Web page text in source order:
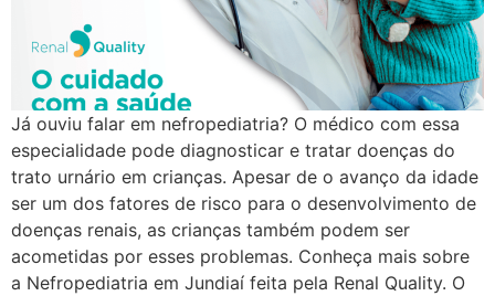
Já ouviu falar em nefropediatria? O médico com essa
especialidade pode diagnosticar e tratar doenças do
trato urnário em crianças. Apesar de o avanço da idade
ser um dos fatores de risco para o desenvolvimento de
doenças renais, as crianças também podem ser
acometidas por esses problemas. Conheça mais sobre
a Nefropediatria em Jundiaí feita pela Renal Quality. O